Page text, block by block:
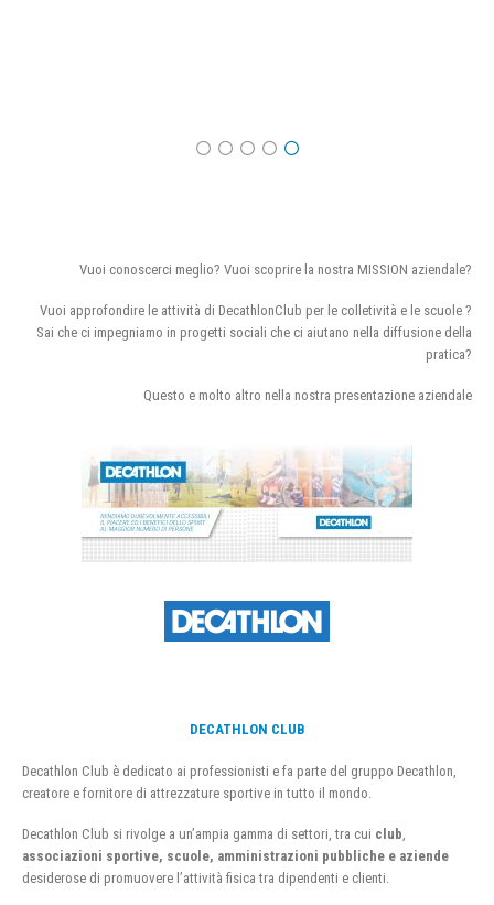
Vuoi conoscerci meglio? Vuoi scoprire la nostra MISSION aziendale?
Vuoi approfondire le attività di DecathlonClub per le colletività e le scuole ?
Sai che ci impegniamo in progetti sociali che ci aiutano nella diffusione della
pratica?
Questo e molto altro nella nostra presentazione aziendale
DECATHLON CLUB
Decathlon Club è dedicato ai professionisti e fa parte del gruppo Decathlon,
creatore e fornitore di attrezzature sportive in tutto il mondo.
Decathlon Club si rivolge a un’ampia gamma di settori, tra cui club
associazioni sportive, scuole, amministrazioni pubbliche e aziende
desiderose di promuovere l’attività fisica tra dipendenti e clienti.